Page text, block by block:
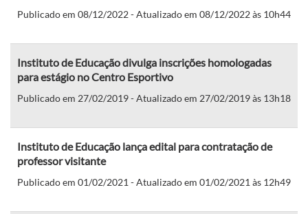
Publicado em 08/12/2022 - Atualizado em 08/12/2022 às 10h44
Instituto de Educação divulga inscrições homologadas
para estágio no Centro Esportivo
Publicado em 27/02/2019 - Atualizado em 27/02/2019 às 13h18
Instituto de Educação lança edital para contratação de
professor visitante
Publicado em 01/02/2021 - Atualizado em 01/02/2021 às 12h49